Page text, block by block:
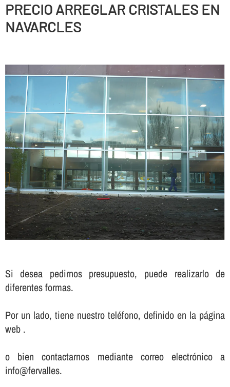
PRECIO ARREGLAR CRISTALES EN
NAVARCLES
Si desea pedirnos presupuesto, puede realizarlo de
diferentes formas.
Por un lado, tiene nuestro teléfono, definido en la página
web .
o bien contactarnos mediante correo electrónico a
info@fervalles.